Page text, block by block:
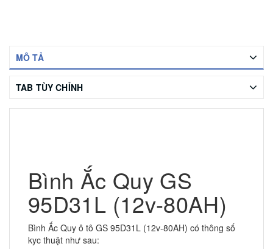
MÔ TẢ
TAB TÙY CHỈNH
Bình Ắc Quy GS
95D31L (12v-80AH)
Bình Ắc Quy ô tô GS 95D31L (12v-80AH) có thông số
kyc thuật như sau: